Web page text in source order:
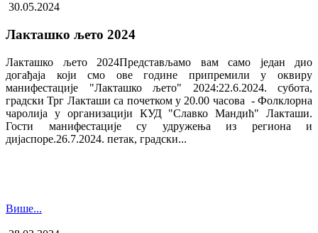
30.05.2024
Лакташко љето 2024
Лакташко љето 2024Представљамо вам само један дио
догађаја који смо ове године припремили у оквиру
манифестације "Лакташко љето" 2024:22.6.2024. субота,
градски Трг Лакташи са почетком у 20.00 часова - Фолклорна
чаролија у организацији КУД "Славко Мандић" Лакташи.
Гости манифестације су удружења из региона и
дијаспоре.26.7.2024. петак, градски...
Више...